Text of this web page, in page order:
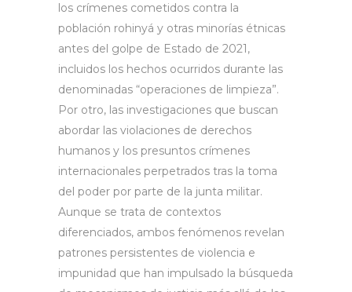
los crímenes cometidos contra la
población rohinyá y otras minorías étnicas
antes del golpe de Estado de 2021,
incluidos los hechos ocurridos durante las
denominadas “operaciones de limpieza”.
Por otro, las investigaciones que buscan
abordar las violaciones de derechos
humanos y los presuntos crímenes
internacionales perpetrados tras la toma
del poder por parte de la junta militar.
Aunque se trata de contextos
diferenciados, ambos fenómenos revelan
patrones persistentes de violencia e
impunidad que han impulsado la búsqueda